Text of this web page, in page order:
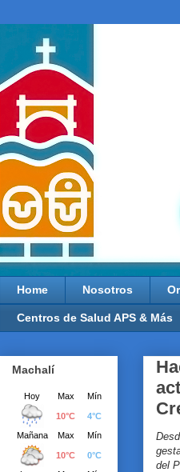
Home Nosotros
Centros de Salud APS & Más
del
Machalí